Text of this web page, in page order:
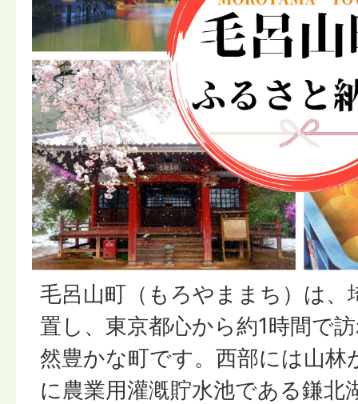
毛呂山町（もろやままち）は、
置し、東京都心から約1時間で
然豊かな町です。西部には山林
に農業用灌漑貯水池である鎌北